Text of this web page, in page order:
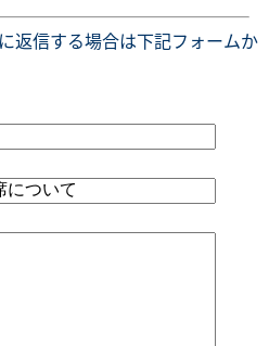
返信する場合は下記フォームか